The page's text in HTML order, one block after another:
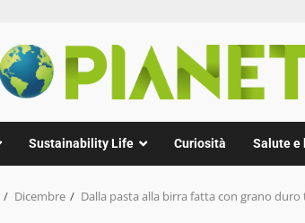
Sustainability Life Curiosità Salute e
Dicembre Dalla pasta alla birra fatta con grano